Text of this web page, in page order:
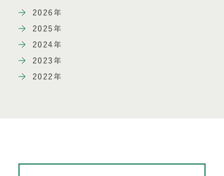
2026年
2025年
2024年
2023年
2022年